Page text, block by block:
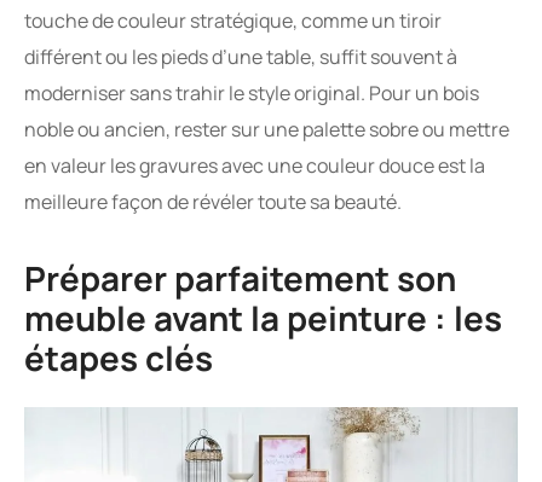
touche de couleur stratégique, comme un tiroir
différent ou les pieds d’une table, suffit souvent à
moderniser sans trahir le style original. Pour un bois
noble ou ancien, rester sur une palette sobre ou mettre
en valeur les gravures avec une couleur douce est la
meilleure façon de révéler toute sa beauté.
Préparer parfaitement son
meuble avant la peinture : les
étapes clés